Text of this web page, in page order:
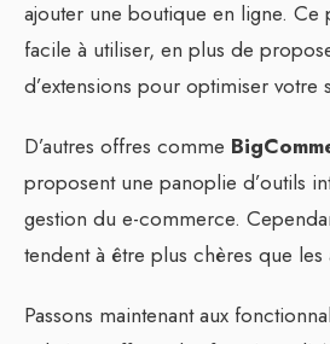
ajouter une boutique en ligne. Ce
facile à utiliser, en plus de
d’extensions pour optimiser votre
D’autres offres comme
proposent une panoplie d’outils
gestion du e-commerce.
tendent à être plus chères que les
Passons maintenant aux